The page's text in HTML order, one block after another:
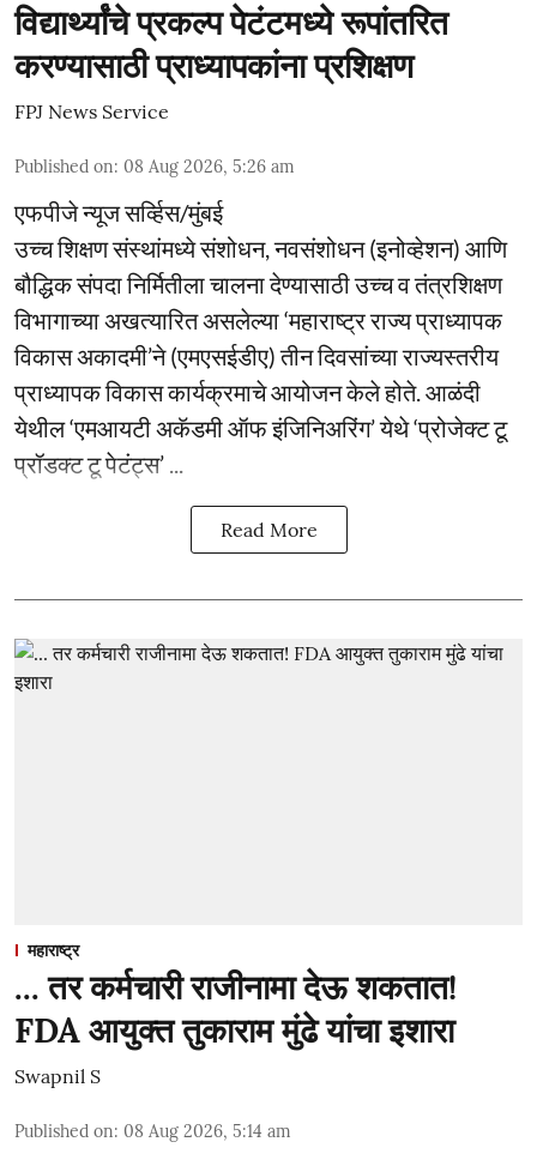
विद्यार्थ्यांचे प्रकल्प पेटंटमध्ये रूपांतरित
करण्यासाठी प्राध्यापकांना प्रशिक्षण
FPJ News Service
Published on: 08 Aug 2026, 5:26 am
एफपीजे न्यूज सर्व्हिस/मुंबई
उच्च शिक्षण संस्थांमध्ये संशोधन, नवसंशोधन (इनोव्हेशन) आणि
बौद्धिक संपदा निर्मितीला चालना देण्यासाठी उच्च व तंत्रशिक्षण
विभागाच्या अखत्यारित असलेल्या ‘महाराष्ट्र राज्य प्राध्यापक
विकास अकादमी’ने (एमएसईडीए) तीन दिवसांच्या राज्यस्तरीय
प्राध्यापक विकास कार्यक्रमाचे आयोजन केले होते. आळंदी
येथील ‘एमआयटी अकॅडमी ऑफ इंजिनिअरिंग’ येथे ‘प्रोजेक्ट टू
प्रॉडक्ट टू पेटंट्स’ ...
Read More
महाराष्ट्र
... तर कर्मचारी राजीनामा देऊ शकतात!
FDA आयुक्त तुकाराम मुंढे यांचा इशारा
Swapnil S
Published on: 08 Aug 2026, 5:14 am